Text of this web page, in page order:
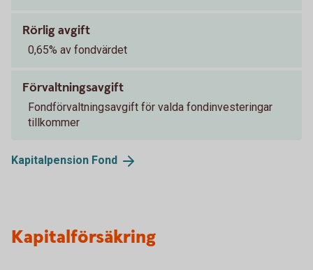
Rörlig avgift
0,65% av fondvärdet
Förvaltningsavgift
Fondförvaltningsavgift för valda fondinvesteringar
tillkommer
Kapitalpension Fond
Kapitalförsäkring